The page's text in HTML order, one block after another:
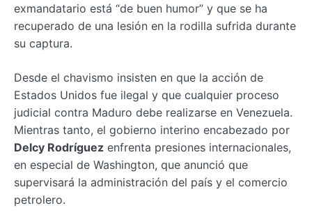
exmandatario está “de buen humor” y que se ha
recuperado de una lesión en la rodilla sufrida durante
su captura.
Desde el chavismo insisten en que la acción de
Estados Unidos fue ilegal y que cualquier proceso
judicial contra Maduro debe realizarse en Venezuela.
Mientras tanto, el gobierno interino encabezado por
Delcy Rodríguez enfrenta presiones internacionales,
en especial de Washington, que anunció que
supervisará la administración del país y el comercio
petrolero.